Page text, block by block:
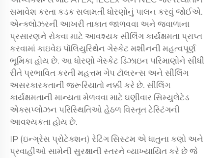
સમાવેશ કરતા કડક સલામતી ધોરણોનું પાલન કરવું જોઈએ.
એન્ક્લોઝરની આખરી તાકાત જાળવવા અને જ્વાળાના
પ્રસારણને રોકવા માટે આવશ્યક સીલિંગ કાર્યક્ષમતા પ્રાપ્ત
કરવામાં કાઇવેઇ પૉલિયુરિથેન ગેસ્કેટ મશીનની મહત્વપૂર્ણ
ભૂમિકા હોય છે. આ ધોરણો ગેસ્કેટ ડિઝાઇન પરિમાણોને સીધી
રીતે પ્રભાવિત કરતી મહત્તમ ગેપ ટૉલરન્સ અને સીલિંગ
અસરકારકતાની જરૂરિયાતો નક્કી કરે છે. સીલિંગ
કાર્યક્ષમતાની માન્યતા મેળવવા માટે ઘણીવાર સિમ્યુલેટેડ
એક્સપ્લોઝન પરિસ્થિતિઓ હેઠળ વિસ્તૃત ટેસ્ટિંગની
આવશ્યકતા હોય છે.
IP (ઇન્ગ્રેસ પ્રોટેક્શન) રેટિંગ સિસ્ટમ એ ધાતુના કણો અને
પ્રવાહીઓ સામેની સુરક્ષાની સ્તરને વ્યાખ્યાયિત કરે છે જે